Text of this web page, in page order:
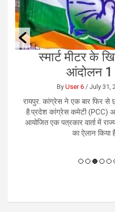
स्मार्ट मीटर के
आंदोलन 1
By User 6/ July 31,
रायपुर. कांग्रेस ने एक बार फिर से
है.प्रदेश कांग्रेस कमेटी (PCC)
आयोजित एक पत्रकार वार्ता में
का ऐलान